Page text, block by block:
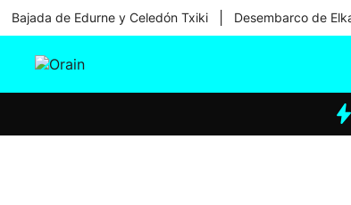
Bajada de Edurne y Celedón Txiki Desembarco de